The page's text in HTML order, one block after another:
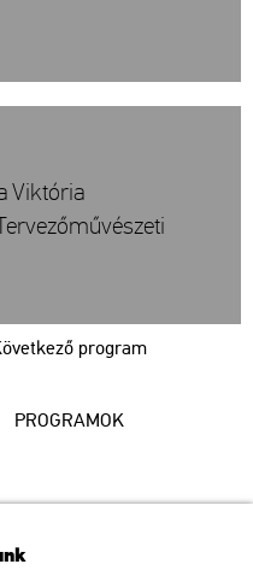
program
Viktória
PROGRAMOK